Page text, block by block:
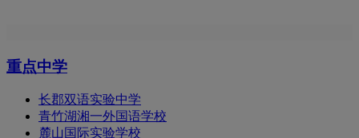
重点中学
长郡双语实验中学
青竹湖湘一外国语学校
麓山国际实验学校